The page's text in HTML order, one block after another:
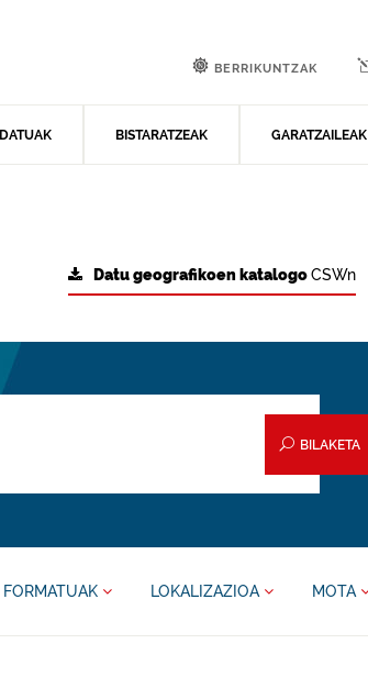
DATUAK BISTARATZEAK GARATZAILEAK
BERRIKUNTZAK
Datu geografikoen katalogoCSWn
BILAKETA
FORMATUAK LOKALIZAZIOA MOTA